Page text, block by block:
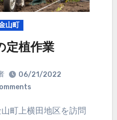
山町
定植作業
06/21/2022